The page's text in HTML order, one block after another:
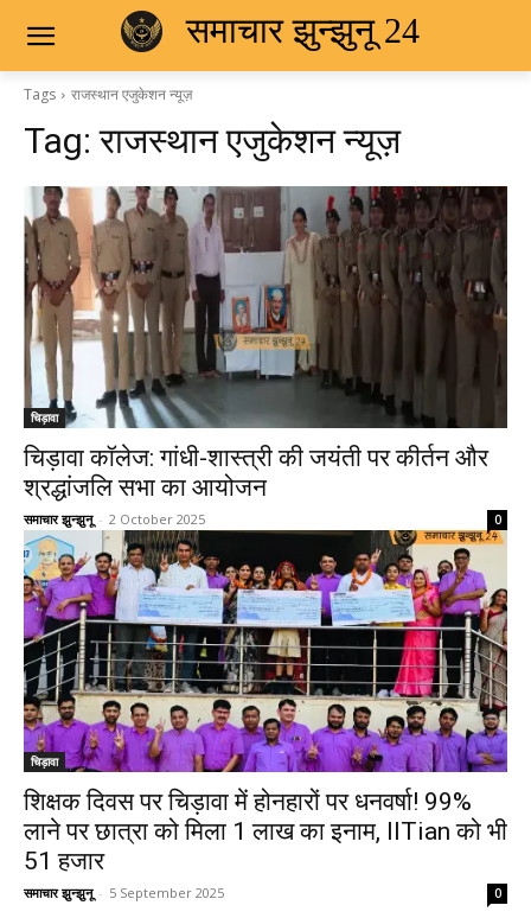
समाचार झुन्झुनू 24
Tags राजस्थान एजुकेशन न्यूज़
Tag:राजस्थान एजुकेशन न्यूज़
चिड़ावा
चिड़ावा कॉलेज: गांधी-शास्त्री की जयंती पर कीर्तन और
श्रद्धांजलि सभा का आयोजन
समाचार झुन्झुनू - 2 October 2025 0
चिड़ावा
शिक्षक दिवस पर चिड़ावा में होनहारों पर धनवर्षा! 99%
लाने पर छात्रा को मिला ₹1 लाख का इनाम, IITian को भी
51 हजार
समाचार झुन्झुनू - 5 September 2025 0